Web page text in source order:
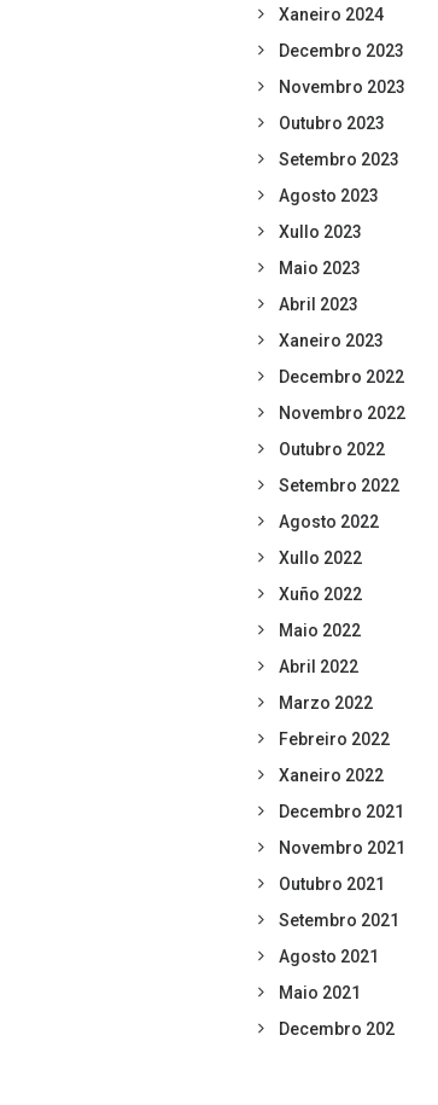
Xaneiro 2024
Decembro 2023
Novembro 2023
Outubro 2023
Setembro 2023
Agosto 2023
Xullo 2023
Maio 2023
Abril 2023
Xaneiro 2023
Decembro 2022
Novembro 2022
Outubro 2022
Setembro 2022
Agosto 2022
Xullo 2022
Xuño 2022
Maio 2022
Abril 2022
Marzo 2022
Febreiro 2022
Xaneiro 2022
Decembro 2021
Novembro 2021
Outubro 2021
Setembro 2021
Agosto 2021
Maio 2021
Decembro 202